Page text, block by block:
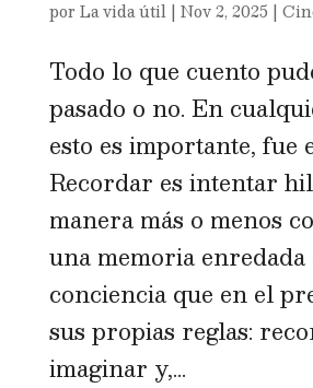
por La vida útil| Nov 2, 2025 |
Todo lo que cuento
pasado o no. En
esto es importante, fue
Recordar es intentar
manera más o menos
una memoria enredada
conciencia que en el
sus propias reglas:
imaginar y,...